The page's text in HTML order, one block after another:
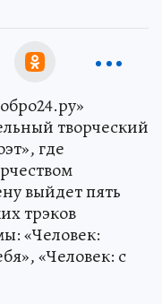
творческий
где
выйдет пять
трэков
«Человек:
«Человек: с